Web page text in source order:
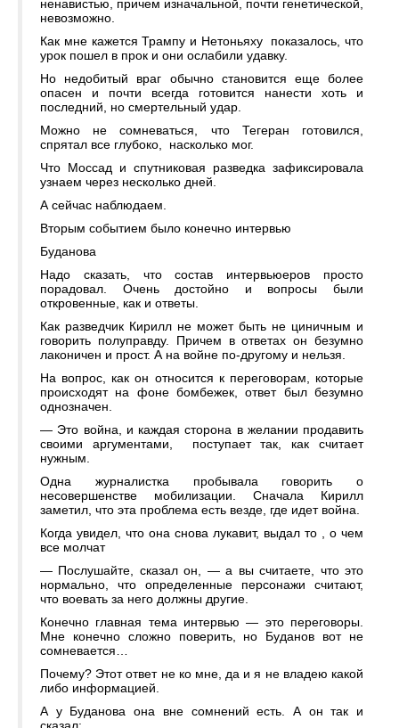
ненавистью, причем изначальной, почти генетической,
невозможно.
Как мне кажется Трампу и Нетоньяху показалось, что
урок пошел в прок и они ослабили удавку.
Но недобитый враг обычно становится еще более
опасен и почти всегда готовится нанести хоть и
последний, но смертельный удар.
Можно не сомневаться, что Тегеран готовился,
спрятал все глубоко, насколько мог.
Что Моссад и спутниковая разведка зафиксировала
узнаем через несколько дней.
А сейчас наблюдаем.
Вторым событием было конечно интервью
Буданова
Надо сказать, что состав интервьюеров просто
порадовал. Очень достойно и вопросы были
откровенные, как и ответы.
Как разведчик Кирилл не может быть не циничным и
говорить полуправду. Причем в ответах он безумно
лаконичен и прост. А на войне по-другому и нельзя.
На вопрос, как он относится к переговорам, которые
происходят на фоне бомбежек, ответ был безумно
однозначен.
— Это война, и каждая сторона в желании продавить
своими аргументами, поступает так, как считает
нужным.
Одна журналистка пробывала говорить о
несовершенстве мобилизации. Сначала Кирилл
заметил, что эта проблема есть везде, где идет война.
Когда увидел, что она снова лукавит, выдал то , о чем
все молчат
— Послушайте, сказал он, — а вы считаете, что это
нормально, что определенные персонажи считают,
что воевать за него должны другие.
Конечно главная тема интервью — это переговоры.
Мне конечно сложно поверить, но Буданов вот не
сомневается…
Почему? Этот ответ не ко мне, да и я не владею какой
либо информацией.
А у Буданова она вне сомнений есть. А он так и